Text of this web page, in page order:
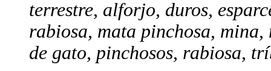
terrestre, alforjo, duros,
rabiosa, mata pinchosa,
de gato, pinchosos, rabiosa,